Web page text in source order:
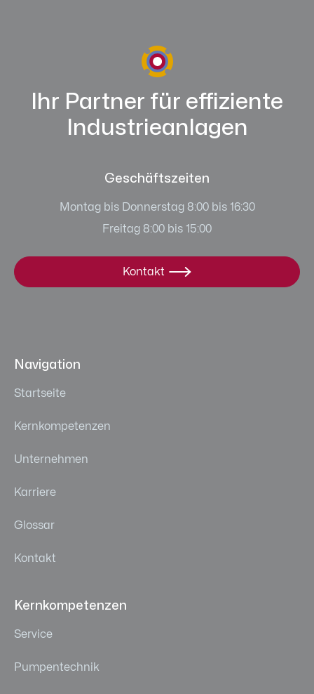
Ihr Partner für effiziente
Industrieanlagen
Geschäftszeiten
Montag bis Donnerstag 8:00 bis 16:30
Freitag 8:00 bis 15:00
Kontakt 
Navigation
Startseite
Kernkompetenzen
Unternehmen
Karriere
Glossar
Kontakt
Kernkompetenzen
Service
Pumpentechnik